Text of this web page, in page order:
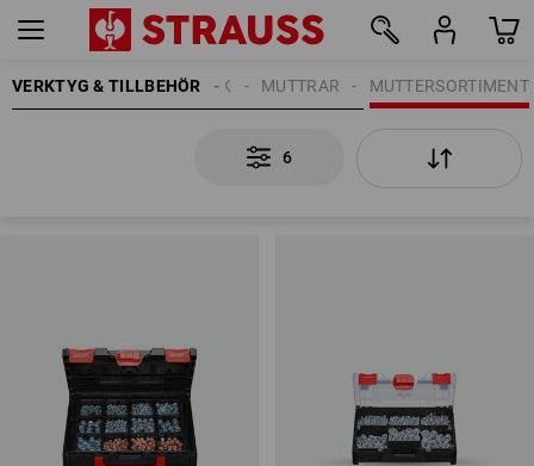
VERKTYG & TILLBEHÖR MUTTERSORTIMENT
MUTTRAR
FASTSÄTTNINGTEKNIK
6